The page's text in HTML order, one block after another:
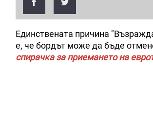
Единствената причина
е, че бордът може да бъде
спирачка за приемането на